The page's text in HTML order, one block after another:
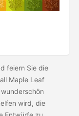
feiern Sie die
Maple Leaf
wird, die